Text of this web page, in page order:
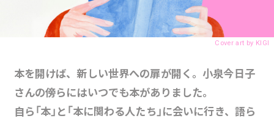
Cover art by KIGI
本を開けば、新しい世界への扉が開く。小泉今日子
さんの傍らにはいつでも本がありました。
自ら「本」と「本に関わる人たち」に会いに行き、語ら